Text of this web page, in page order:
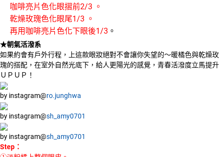
咖啡亮片色化眼摺前2/3 。
乾燥玫瑰色化眼尾1/3 。
再用咖啡亮片色化下眼後1/3 。
★朝氣活潑系
如果約會有戶外行程，上這款眼妝絕對不會讓你失望的～暖橘色與乾燥玫
瑰的搭配，在室外自然光底下，給人更陽光的感覺，青春活潑度立馬提升
ＵＰＵＰ！
by instagram@ro.junghwa
by instagram@sh_amy0701
by instagram@sh_amy0701
Step：